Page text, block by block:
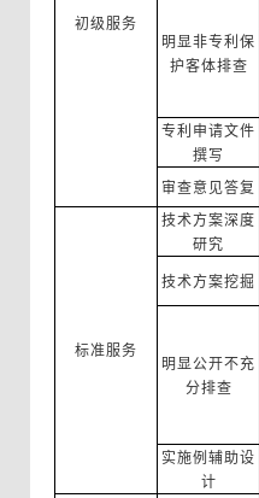
初级服务
明显非专利保
护客体排查
专利申请文件
撰写
审查意见答复
标准服务
技术方案深度
研究
技术方案挖掘
明显公开不充
分排查
实施例辅助设
计